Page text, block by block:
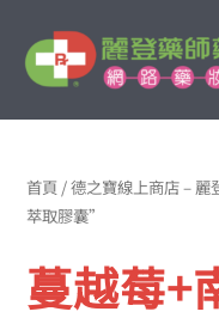
首頁 /德之寶線上商店 – 麗
萃取膠囊”
蔓越莓+